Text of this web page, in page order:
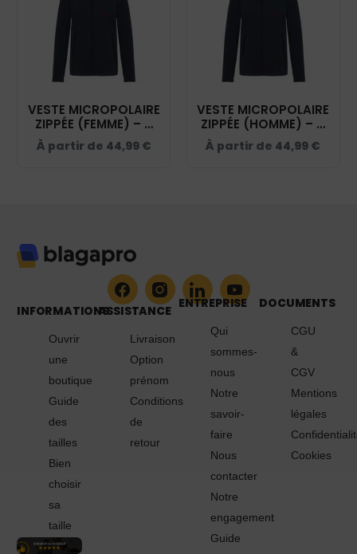
VESTE MICROPOLAIRE
ZIPPÉE (FEMME) – A
CHEVAL AUTREMENT
- NAVY – K907
À partir de 44,99 €
VESTE MICROPOLAIRE
ZIPPÉE (HOMME) – A
CHEVAL AUTREMENT
- NAVY – K911
À partir de 44,99 €
INFORMATIONS
Ouvrir
une
boutique
Guide
des
tailles
Bien
choisir
sa
taille
ASSISTANCE
Livraison
Option
prénom
Conditions
de
retour
ENTREPRISE
Qui
sommes-
nous
Notre
savoir-
faire
Nous
contacter
Notre
engagement
Guide
DOCUMENTS
CGU
&
CGV
Mentions
légales
Cookies